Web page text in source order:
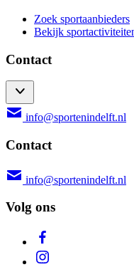
Zoek sportaanbieders
Bekijk
Contact
info@sportenindelft.nl
Contact
info@sportenindelft.nl
Volg ons